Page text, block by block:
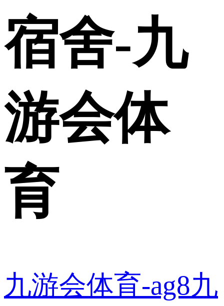
宿舍-九
游会体
育
九游会体育-ag8九